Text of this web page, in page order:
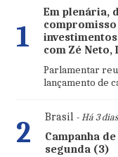
1
Em plenária,
com Zé Neto,
Parlamentar
lançamento de
2 Brasil- Há 3
Campanha
segunda (3)